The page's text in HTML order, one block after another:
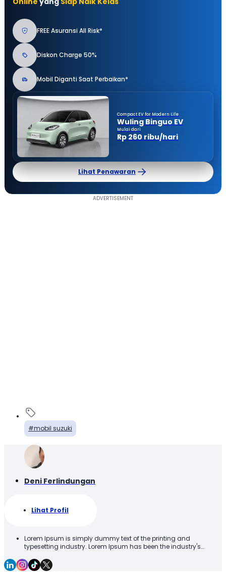
FREE Asuransi All Risk*
Diskon Charge 50%
Mobil Diganti Saat Perbaikan*
Compact EV for Modern Life
Wuling Binguo EV
Mulai dari
Rp 260 ribu/hari
Lihat Penawaran
mobil suzuki
Deni Ferlindungan
Lihat Profil
Lorem Ipsum is simply dummy text of the printing and
typesetting industry. Lorem Ipsum has been the industry's
printer took a galley of type and scrambled it to make a type